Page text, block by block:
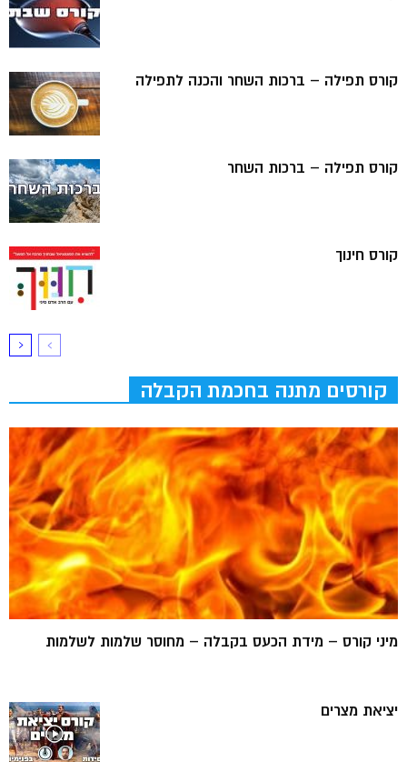
קורס תפילה – ברכות השחר והכנה לתפילה
קורס תפילה – ברכות השחר
קורס חינוך
קורסים מתנה בחכמת הקבלה
מיני קורס – מידת הכעס בקבלה – מחוסר שלמות לשלמות
יציאת מצרים